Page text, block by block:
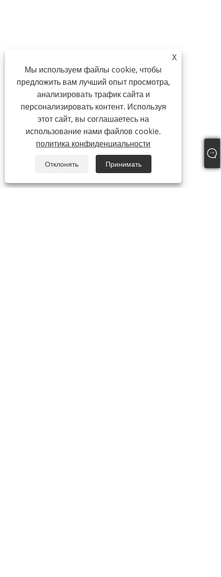
X
Мы используем файлы cookie, чтобы
предложить вам лучший опыт просмотра,
анализировать трафик сайта и
персонализировать контент. Используя
этот сайт, вы соглашаетесь на
использование нами файлов cookie.
политика конфиденциальности
Отклонять Принимать